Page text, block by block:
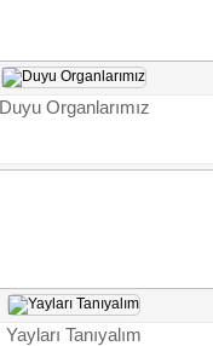
Duyu Organlarımız
Yayları Tanıyalım